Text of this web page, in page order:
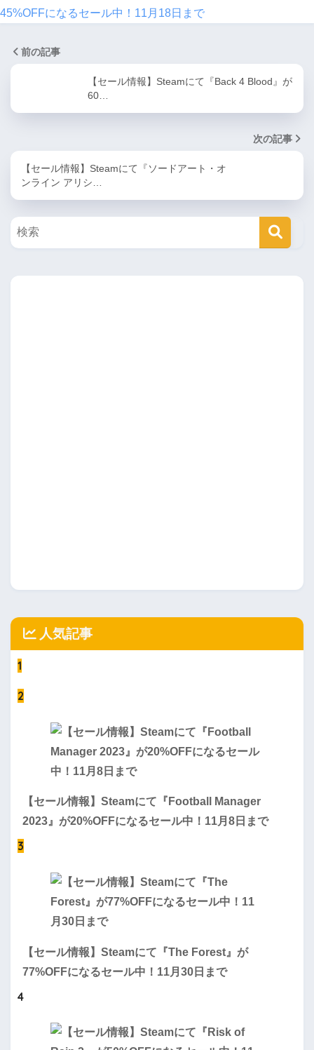
45%OFFになるセール中！11月18日まで
前の記事
【セール情報】Steamにて『Back 4 Blood』が
60…
次の記事
【セール情報】Steamにて『ソードアート・オ
ンライン アリシ…
人気記事
1
2
【セール情報】Steamにて『Football Manager
2023』が20%OFFになるセール中！11月8日まで
3
【セール情報】Steamにて『The Forest』が
77%OFFになるセール中！11月30日まで
4